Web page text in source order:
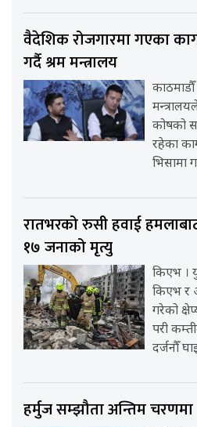
वैदेशिक रोजगारमा गएका
गर्दै श्रम मन्त्रालय
काठमाडौँ
कोषको
रहेका
भिसामा
रातभरको रुसी हवाई
१७ जनाको मृत्यु
किएभ ।
किएभ र
गरेको
परी
दर्जनौँ
हर्मुज सम्झौता अन्तिम चरणमा